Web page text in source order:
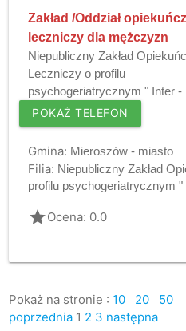
Zakład /Oddział
leczniczy dla mężczyzn
Niepubliczny Zakład
Leczniczy o profilu
psychogeriatrycznym " Inter -
POKAŻ TELEFON
Gmina: Mieroszów - miasto
Filia: Niepubliczny Zakład
profilu psychogeriatrycznym "
gradeOcena: 0.0
Pokaż na stronie : 10 20
50
poprzednia 1 2 3 następna